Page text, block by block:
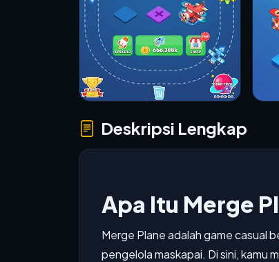
Deskripsi Lengkap
Apa Itu Merge
Merge Plane adalah game casual
pengelola maskapai. Di sini, kamu